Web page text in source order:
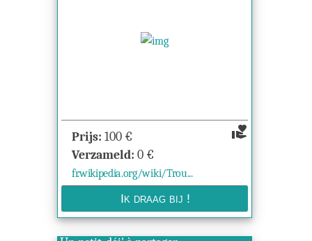
volunteer_activism
Prijs: 100 €
Verzameld: 0 €
fr.wikipedia.org/wiki/Trou...